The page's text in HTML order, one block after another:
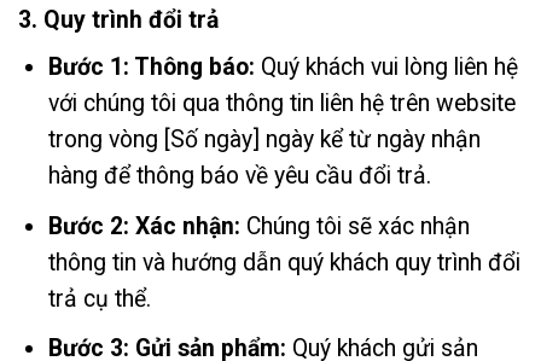
3. Quy trình đổi trả
Bước 1: Thông báo: Quý khách vui lòng liên hệ
với chúng tôi qua thông tin liên hệ trên website
trong vòng [Số ngày] ngày kể từ ngày nhận
hàng để thông báo về yêu cầu đổi trả.
Bước 2: Xác nhận: Chúng tôi sẽ xác nhận
thông tin và hướng dẫn quý khách quy trình đổi
trả cụ thể.
Bước 3: Gửi sản phẩm: Quý khách gửi sản